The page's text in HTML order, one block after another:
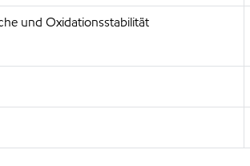
und Oxidationsstabilität